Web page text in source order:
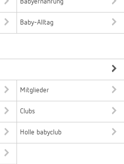
Baby-Alltag
Mitglieder
Clubs
Holle babyclub